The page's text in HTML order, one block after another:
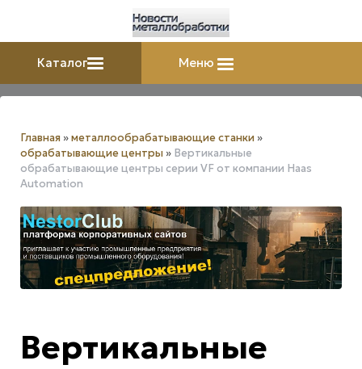
Каталог Меню
Главная »металлообрабатывающие станки »
обрабатывающие центры » Вертикальные
обрабатывающие центры серии VF от компании Haas
Automation
Вертикальные